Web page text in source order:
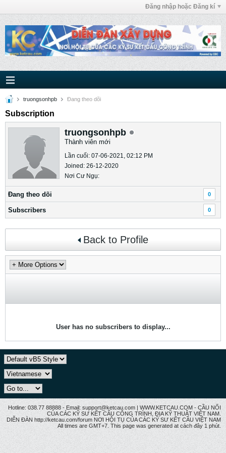
Đăng nhập hoặc Đăng kí
truongsonhpb Ðang theo dõi
Subscription
truongsonhpb
Thành viên mới
Lần cuối: 07-06-2021, 02:12 PM
Joined: 26-12-2020
Nơi Cư Ngụ:
Ðang theo dõi 0
Subscribers 0
Back to Profile
User has no subscribers to display...
Hotline: 038.77 88888 - Email: support@ketcau.com | WWW.KETCAU.COM - CẦU NỐI
CỦA CÁC KỸ SƯ KẾT CẤU CÔNG TRÌNH, ĐỊA KỸ THUẬT VIỆT NAM.
DIỄN ĐÀN http://ketcau.com/forum NƠI HỘI TỤ CỦA CÁC KỸ SƯ KẾT CÂU VIỆT NAM
All times are GMT+7. This page was generated at cách đây 1 phút.